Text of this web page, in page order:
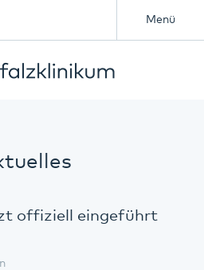
Menü
offiziell eingeführt